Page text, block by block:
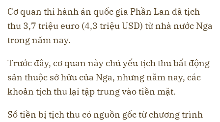
Cơ quan thi hành án quốc gia Phần Lan đã tịch
thu 3,7 triệu euro (4,3 triệu USD) từ nhà nước Nga
trong năm nay.
Trước đây, cơ quan này chủ yếu tịch thu bất động
sản thuộc sở hữu của Nga, nhưng năm nay, các
khoản tịch thu lại tập trung vào tiền mặt.
Số tiền bị tịch thu có nguồn gốc từ chương trình